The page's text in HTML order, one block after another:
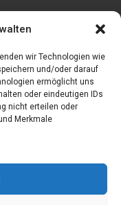
wir Technologien wie
und/oder darauf
ermöglicht uns
oder eindeutigen IDs
nicht erteilen oder
Merkmale
eigenen Bild